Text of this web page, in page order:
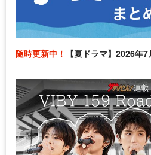
随時更新中！ 【夏ドラマ】2026年